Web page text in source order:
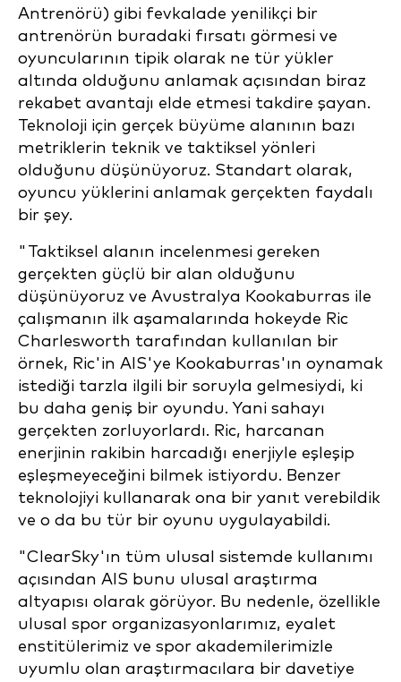
Antrenörü) gibi fevkalade yenilikçi bir
antrenörün buradaki fırsatı görmesi ve
oyuncularının tipik olarak ne tür yükler
altında olduğunu anlamak açısından biraz
rekabet avantajı elde etmesi takdire şayan.
Teknoloji için gerçek büyüme alanının bazı
metriklerin teknik ve taktiksel yönleri
olduğunu düşünüyoruz. Standart olarak,
oyuncu yüklerini anlamak gerçekten faydalı
bir şey.
"Taktiksel alanın incelenmesi gereken
gerçekten güçlü bir alan olduğunu
düşünüyoruz ve Avustralya Kookaburras ile
çalışmanın ilk aşamalarında hokeyde Ric
Charlesworth tarafından kullanılan bir
örnek, Ric'in AIS'ye Kookaburras'ın oynamak
istediği tarzla ilgili bir soruyla gelmesiydi, ki
bu daha geniş bir oyundu. Yani sahayı
gerçekten zorluyorlardı. Ric, harcanan
enerjinin rakibin harcadığı enerjiyle eşleşip
eşleşmeyeceğini bilmek istiyordu. Benzer
teknolojiyi kullanarak ona bir yanıt verebildik
ve o da bu tür bir oyunu uygulayabildi.
"ClearSky'ın tüm ulusal sistemde kullanımı
açısından AIS bunu ulusal araştırma
altyapısı olarak görüyor. Bu nedenle, özellikle
ulusal spor organizasyonlarımız, eyalet
enstitülerimiz ve spor akademilerimizle
uyumlu olan araştırmacılara bir davetiye